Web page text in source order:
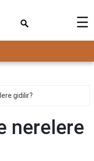
☰
gidilir?
nerelere